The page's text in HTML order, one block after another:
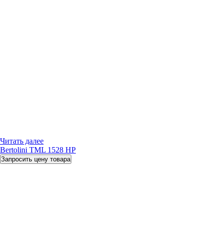
Читать далее
Bertolini TML 1528 HP
Запросить цену товара